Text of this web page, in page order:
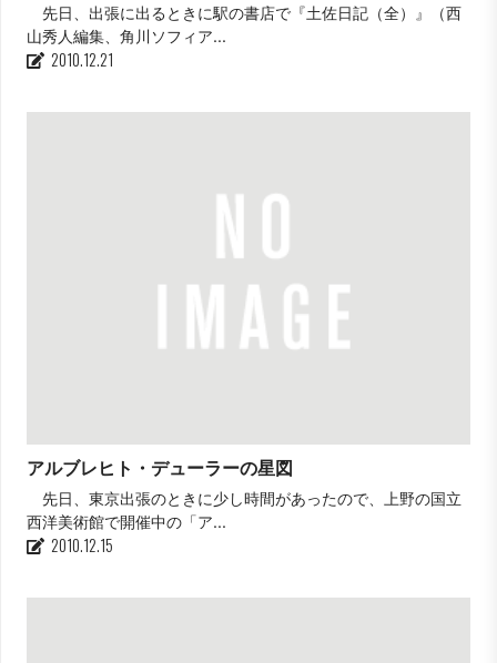
先日、出張に出るときに駅の書店で『土佐日記（全）』（西
山秀人編集、角川ソフィア...
2010.12.21
アルブレヒト・デューラーの星図
先日、東京出張のときに少し時間があったので、上野の国立
西洋美術館で開催中の「ア...
2010.12.15